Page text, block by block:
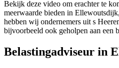
Bekijk deze video om erachter te
meerwaarde bieden in
hebben wij ondernemers uit s
bijvoorbeeld ook geholpen aan een
Belastingadviseur in